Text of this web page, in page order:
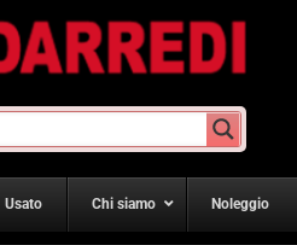
Usato Chi siamo Noleggio